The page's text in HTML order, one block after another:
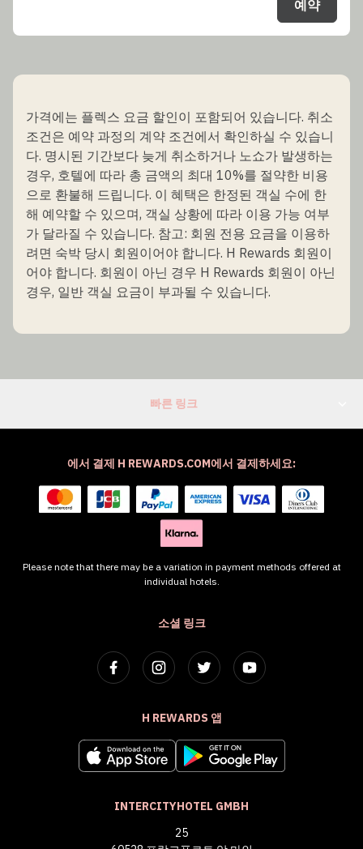
예약
가격에는 플렉스 요금 할인이 포함되어 있습니다. 취소
조건은 예약 과정의 계약 조건에서 확인하실 수 있습니
다. 명시된 기간보다 늦게 취소하거나 노쇼가 발생하는
경우, 호텔에 따라 총 금액의 최대 10%를 절약한 비용
으로 환불해 드립니다. 이 혜택은 한정된 객실 수에 한
해 예약할 수 있으며, 객실 상황에 따라 이용 가능 여부
가 달라질 수 있습니다. 참고: 회원 전용 요금을 이용하
려면 숙박 당시 회원이어야 합니다. H Rewards 회원이
어야 합니다. 회원이 아닌 경우 H Rewards 회원이 아닌
경우, 일반 객실 요금이 부과될 수 있습니다.
빠른 링크
소셜 링크
H REWARDS 앱
INTERCITYHOTEL GMBH
25
에서 결제 H REWARDS.COM에서 결제하세요:
Please note that there may be a variation in payment methods offered at
individual hotels.